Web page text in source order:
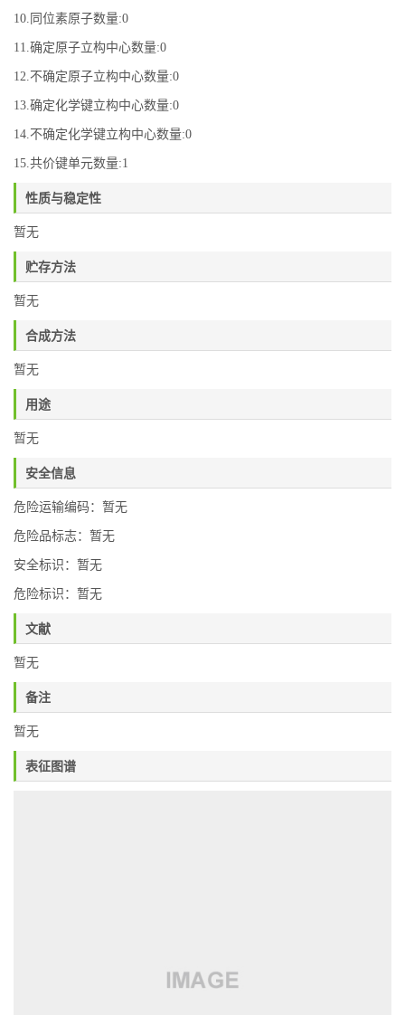
10.同位素原子数量:0
11.确定原子立构中心数量:0
12.不确定原子立构中心数量:0
13.确定化学键立构中心数量:0
14.不确定化学键立构中心数量:0
15.共价键单元数量:1
性质与稳定性
暂无
贮存方法
暂无
合成方法
暂无
用途
暂无
安全信息
危险运输编码：暂无
危险品标志：暂无
安全标识：暂无
危险标识：暂无
文献
暂无
备注
暂无
表征图谱